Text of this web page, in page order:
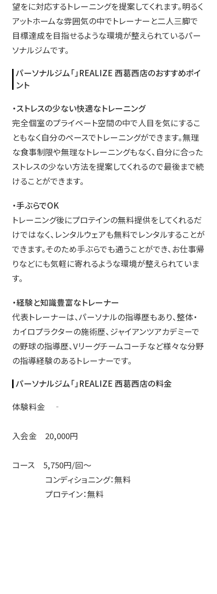
望をに対応するトレーニングを提案してくれます。明るく
アットホームな雰囲気の中でトレーナーと二人三脚で
目標達成を目指せるような環境が整えられているパー
ソナルジムです。
パーソナルジム「」REALIZE 西葛西店のおすすめポイ
ント
・ストレスの少ない快適なトレーニング
完全個室のプライベート空間の中で人目を気にするこ
ともなく自分のペースでトレーニングができます。無理
な食事制限や無理なトレーニングもなく、自分に合った
ストレスの少ない方法を提案してくれるので最後まで続
けることができます。
・手ぶらでOK
トレーニング後にプロテインの無料提供をしてくれるだ
けではなく、レンタルウェアも無料でレンタルすることが
できます。そのため手ぶらでも通うことができ、お仕事帰
りなどにも気軽に寄れるような環境が整えられていま
す。
・経験と知識豊富なトレーナー
代表トレーナーは、パーソナルの指導歴もあり、整体・
カイロプラクターの施術歴、ジャイアンツアカデミーで
の野球の指導歴、Vリーグチームコーチなど様々な分野
の指導経験のあるトレーナーです。
パーソナルジム「」REALIZE 西葛西店の料金
体験料金 ‐
入会金 20,000円
コース 5,750円/回～
コンディショニング：無料
プロテイン：無料